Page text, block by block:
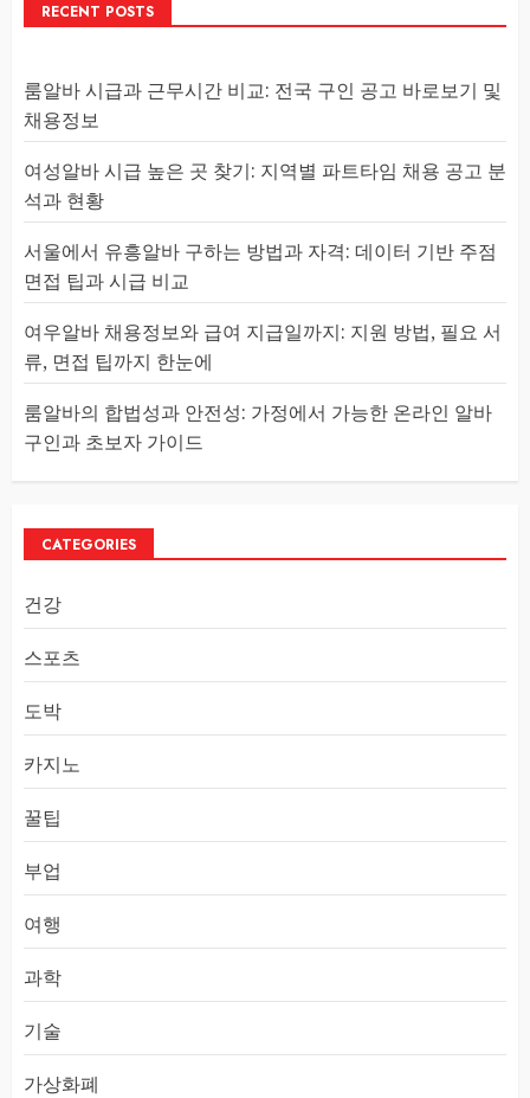
RECENT POSTS
룸알바 시급과 근무시간 비교: 전국 구인 공고 바로보기 및
채용정보
여성알바 시급 높은 곳 찾기: 지역별 파트타임 채용 공고 분
석과 현황
서울에서 유흥알바 구하는 방법과 자격: 데이터 기반 주점
면접 팁과 시급 비교
여우알바 채용정보와 급여 지급일까지: 지원 방법, 필요 서
류, 면접 팁까지 한눈에
룸알바의 합법성과 안전성: 가정에서 가능한 온라인 알바
구인과 초보자 가이드
CATEGORIES
건강
스포츠
도박
카지노
꿀팁
부업
여행
과학
기술
가상화폐